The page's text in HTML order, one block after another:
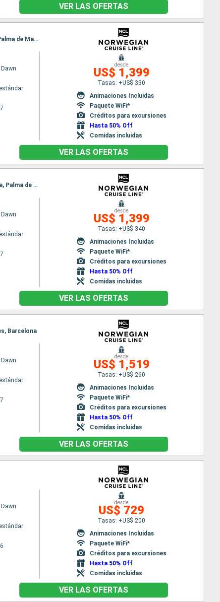
VER LAS OFERTAS
Itinerario : Barcelona, Marsella, Livorno, La Spezia, Civitavecchia - Roma, Salerno, Catania, Ibiza, Palma de Mallorca, Barcelona
desde
US$ 1,399
Tasas: +US$ 330
Animaciones Incluidas
Paquete WiFi*
Créditos para excursiones
Hasta 50% Off
Comidas incluidas
VER LAS OFERTAS
Itinerario : Barcelona, Marsella, Villefranche, Livorno, Civitavecchia - Roma, Nápoles, Catania, Ibiza, Palma de Mallorca, Barcelona
desde
US$ 1,399
Tasas: +US$ 340
Animaciones Incluidas
Paquete WiFi*
Créditos para excursiones
Hasta 50% Off
Comidas incluidas
VER LAS OFERTAS
Barcelona
desde
US$ 1,519
Tasas: +US$ 260
Animaciones Incluidas
Paquete WiFi*
Créditos para excursiones
Hasta 50% Off
Comidas incluidas
VER LAS OFERTAS
desde
US$ 729
Tasas: +US$ 200
Animaciones Incluidas
Paquete WiFi*
Créditos para excursiones
Hasta 50% Off
Comidas incluidas
VER LAS OFERTAS